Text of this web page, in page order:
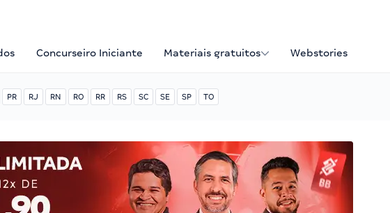
Concurseiro Iniciante Materiais gratuitos Webstories
PR RJ RN RO RR RS SC SE SP TO